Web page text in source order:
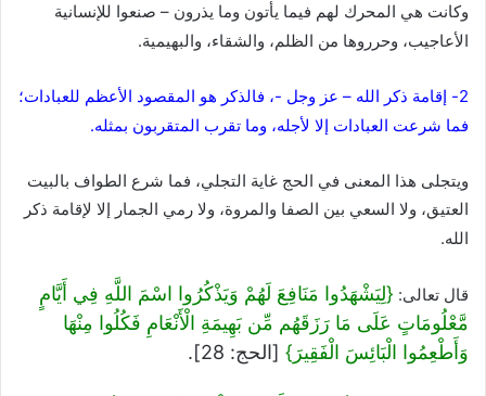
وكانت هي المحرك لهم فيما يأتون وما يذرون – صنعوا للإنسانية
الأعاجيب، وحرروها من الظلم، والشقاء، والبهيمية.
2- إقامة ذكر الله – عز وجل -، فالذكر هو المقصود الأعظم للعبادات؛
فما شرعت العبادات إلا لأجله، وما تقرب المتقربون بمثله.
ويتجلى هذا المعنى في الحج غاية التجلي، فما شرع الطواف بالبيت
العتيق، ولا السعي بين الصفا والمروة، ولا رمي الجمار إلا لإقامة ذكر
الله.
قال تعالى: {لِيَشْهَدُوا مَنَافِعَ لَهُمْ وَيَذْكُرُوا اسْمَ اللَّهِ فِي أَيَّامٍ
مَّعْلُومَاتٍ عَلَى مَا رَزَقَهُم مِّن بَهِيمَةِ الْأَنْعَامِ فَكُلُوا مِنْهَا
وَأَطْعِمُوا الْبَائِسَ الْفَقِيرَ} [الحج: 28].